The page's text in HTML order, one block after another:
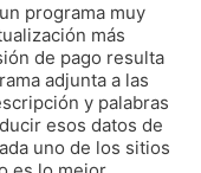
programa muy
más
de pago resulta
adjunta a las
y palabras
esos datos de
uno de los sitios